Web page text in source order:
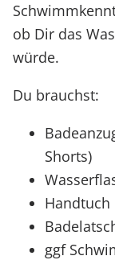
ob Dir das
würde.
Du brauchst:
Shorts)
Handtuch
ggf